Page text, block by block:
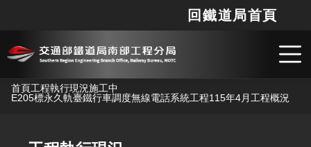
跳到主要內容
回鐵道局首頁
首頁工程執行現況施工中
E205標永久軌臺鐵行車調度無線電話系統工程115年4月工程概況